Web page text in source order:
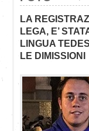
LA
LEGA, E’
LINGUA
LE DIMISSIONI